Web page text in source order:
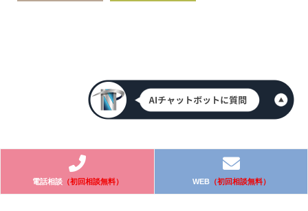
電話相談（初回相談無料） WEB（初回相談無料）